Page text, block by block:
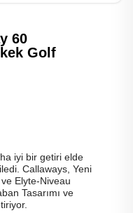
60
Golf
iyi bir getiri elde
Callaways, Yeni
Elyte-Niveau
Tasarımı ve